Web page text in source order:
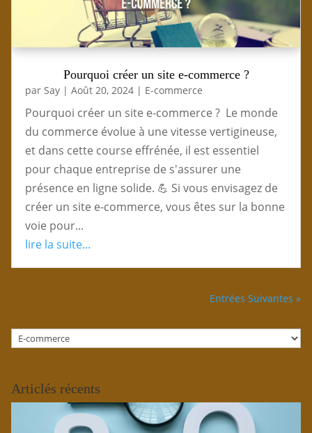
Pourquoi créer un site e-commerce ?
par Say | Août 20, 2024 | E-commerce
Pourquoi créer un site e-commerce ? Le monde
du commerce évolue à une vitesse vertigineuse,
et dans cette course effrénée, il est essentiel
pour chaque entreprise de s'assurer une
présence en ligne solide. 💪 Si vous envisagez de
créer un site e-commerce, vous êtes sur la bonne
voie pour...
lire la suite...
Entrées Suivantes »
Catégories
Articlés récents